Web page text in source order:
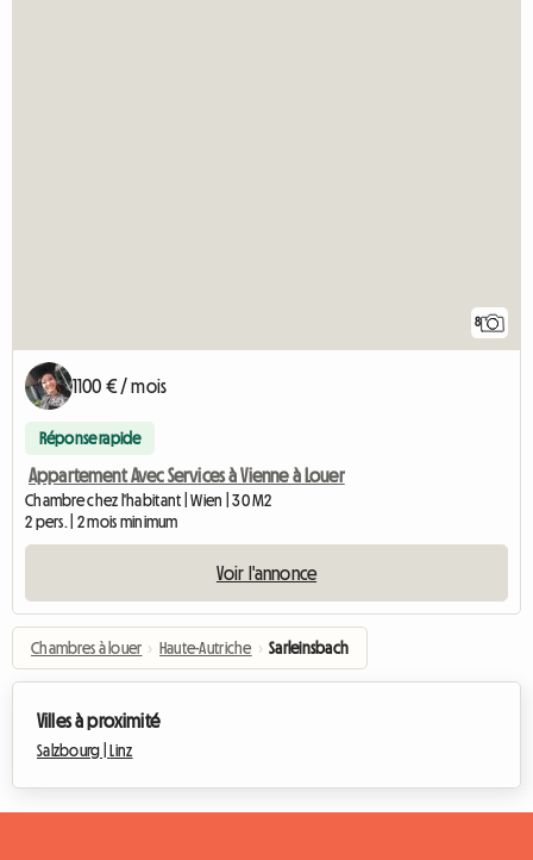
8
1100 € / mois
Réponse rapide
Appartement Avec Services à Vienne à Louer
Chambre chez l'habitant | Wien | 30 M2
2 pers. | 2 mois minimum
Voir l'annonce
Chambres à louer › Haute-Autriche › Sarleinsbach
Villes à proximité
Salzbourg | Linz